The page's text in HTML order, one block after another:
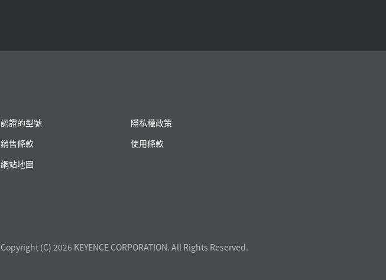
認證的型號
隱私權政策
銷售條款
使用條款
網站地圖
Copyright (C) 2026 KEYENCE CORPORATION. All Rights Reserved.